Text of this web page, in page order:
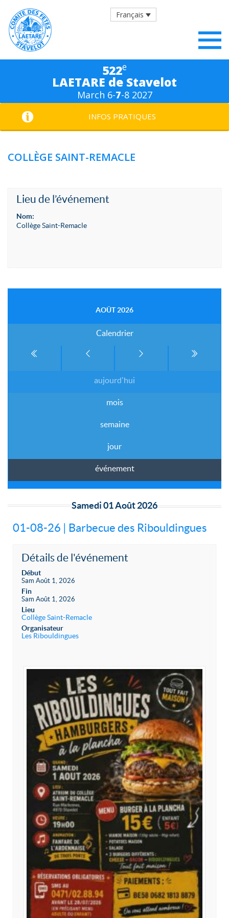
Français
522e
LAETARE de Stavelot
March 6-7-8 2027
INFOS PRATIQUES
COLLÈGE SAINT-REMACLE
Lieu de l’événement
Nom:
Collège Saint-Remacle
AOÛT 2026
Calendrier
aujourd'hui
mois
semaine
jour
événement
Samedi 01 Août 2026
01-08-26 | Barbecue des Ribouldingues
Détails de l'événement
Début
Sam Août 1, 2026
Fin
Sam Août 1, 2026
Lieu
Collège Saint-Remacle
Organisateur
Les Ribouldingues